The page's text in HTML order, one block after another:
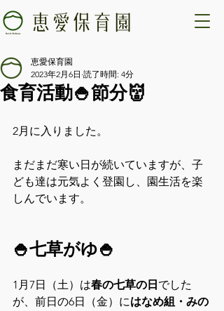
食育活動🍚節分👹
恵愛保育園
2023年2月6日 読了時間: 4分
2月に入りました。
まだまだ寒い日が続いていますが、子
ども達は元気よく登園し、園生活を楽
しんでいます。
🍚七草がゆ🍚
1月7日（土）は春の七草の日でした
が、前日の6日（金）にはなめ組・みの